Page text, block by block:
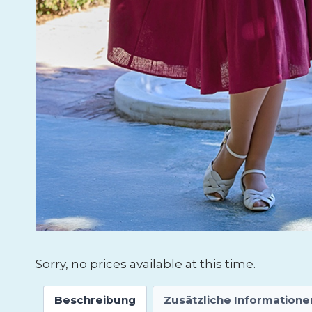
Sorry, no prices available at this time.
Beschreibung Zusätzliche